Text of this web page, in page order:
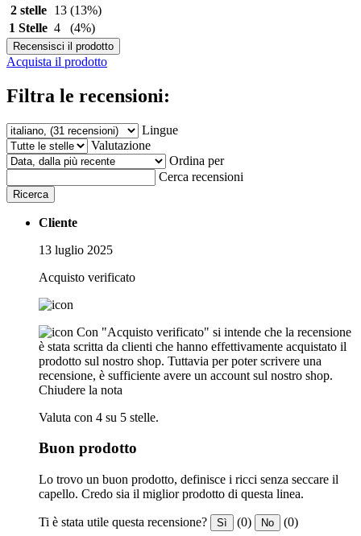
2 stelle
13 (13%)
1 Stelle 4 (4%)
Recensisci il prodotto
Acquista il prodotto
Filtra le recensioni:
Lingue
Valutazione
Ordina per
Cerca recensioni
Ricerca
Cliente
13 luglio 2025
Acquisto verificato
Con "Acquisto verificato" si intende che la recensione
è stata scritta da clienti che hanno effettivamente acquistato il
prodotto sul nostro shop. Tuttavia per poter scrivere una
recensione, è sufficiente avere un account sul nostro shop.
Chiudere la nota
Valuta con 4 su 5 stelle.
Buon prodotto
Lo trovo un buon prodotto, definisce i ricci senza seccare il
capello. Credo sia il miglior prodotto di questa linea.
Ti è stata utile questa recensione? Sì (0) No (0)